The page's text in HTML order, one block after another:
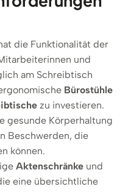
die Funktionalität der
und
am Schreibtisch
Bürostühle
zu investieren.
gesunde Körperhaltung
Beschwerden, die
können.
Aktenschränke und
eine übersichtliche